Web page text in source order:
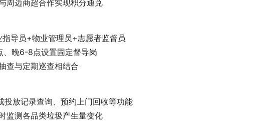
周边商超合作实现积分通兑
指导员+物业管理员+志愿者监督员
晚6-8点设置固定督导岗
查与定期巡查相结合
投放记录查询、预约上门回收等功能
监测各品类垃圾产生量变化